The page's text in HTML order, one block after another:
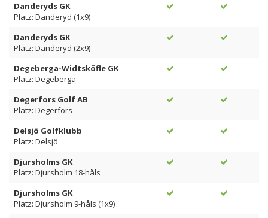
Danderyds GK
Platz: Danderyd (1x9)
Danderyds GK
Platz: Danderyd (2x9)
Degeberga-Widtsköfle GK
Platz: Degeberga
Degerfors Golf AB
Platz: Degerfors
Delsjö Golfklubb
Platz: Delsjö
Djursholms GK
Platz: Djursholm 18-håls
Djursholms GK
Platz: Djursholm 9-håls (1x9)